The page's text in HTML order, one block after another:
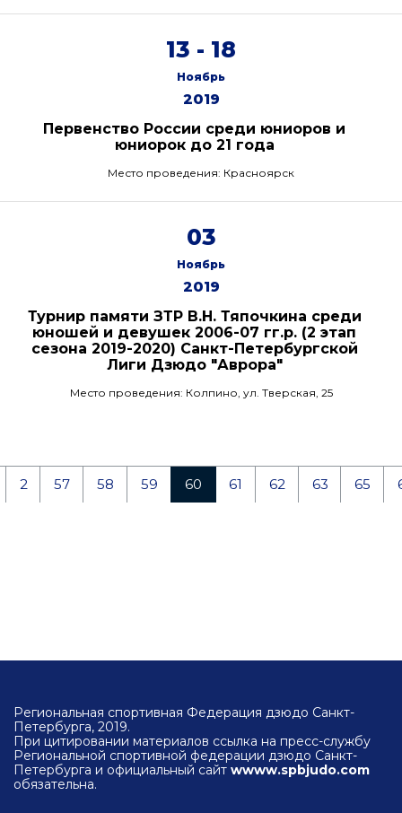
13 - 18
Ноябрь
2019
Первенство России среди юниоров и
юниорок до 21 года
Место проведения: Красноярск
03
Ноябрь
2019
Турнир памяти ЗТР В.Н. Тяпочкина среди
юношей и девушек 2006-07 гг.р. (2 этап
сезона 2019-2020) Санкт-Петербургской
Лиги Дзюдо "Аврора"
Место проведения: Колпино, ул. Тверская, 25
2 57 58 59 60 61 62 63 65
Региональная спортивная Федерация дзюдо Санкт-
Петербурга, 2019.
При цитировании материалов ссылка на пресс-службу
Региональной спортивной федерации дзюдо Санкт-
Петербурга и официальный сайт wwww.spbjudo.com
обязательна.